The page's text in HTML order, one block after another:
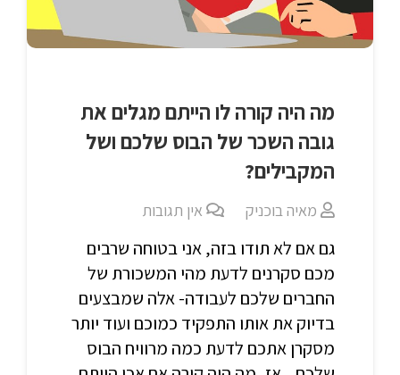
מה היה קורה לו הייתם מגלים את
גובה השכר של הבוס שלכם ושל
המקבילים?
מאיה בוכניק אין תגובות
גם אם לא תודו בזה, אני בטוחה שרבים
מכם סקרנים לדעת מהי המשכורת של
החברים שלכם לעבודה- אלה שמבצעים
בדיוק את אותו התפקיד כמוכם ועוד יותר
מסקרן אתכם לדעת כמה מרוויח הבוס